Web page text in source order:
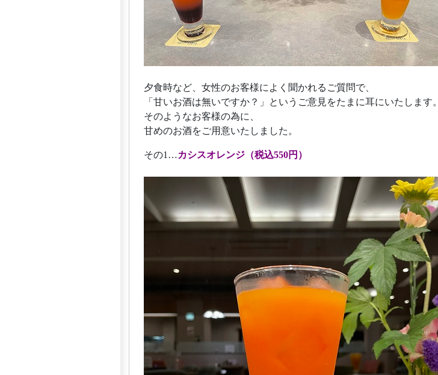
夕食時など、女性のお客様によく聞かれるご質問で、
「甘いお酒は無いですか？」というご意見をたまに耳にいたします。
そのようなお客様の為に、
甘めのお酒をご用意いたしました。
その1…カシスオレンジ（税込550円）